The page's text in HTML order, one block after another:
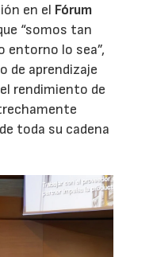
en el Fórum
“somos tan
entorno lo sea”,
de aprendizaje
rendimiento de
toda su cadena